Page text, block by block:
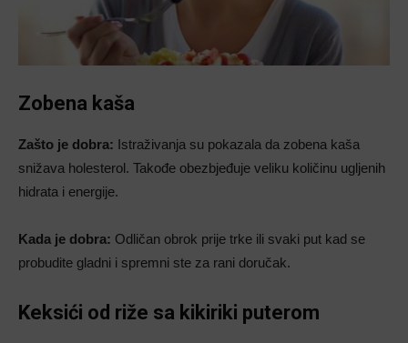
Zobena kaša
Zašto je dobra: Istraživanja su pokazala da zobena kaša
snižava holesterol. Takođe obezbjeđuje veliku količinu ugljenih
hidrata i energije.
Kada je dobra: Odličan obrok prije trke ili svaki put kad se
probudite gladni i spremni ste za rani doručak.
Keksići od riže sa kikiriki puterom